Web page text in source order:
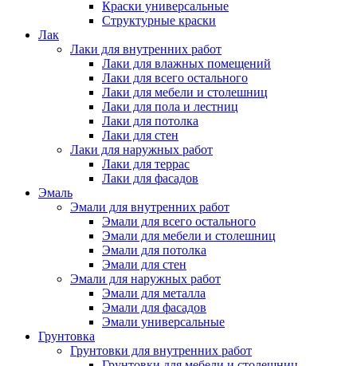
Краски универсальные
Структурные краски
Лак
Лаки для внутренних работ
Лаки для влажных помещений
Лаки для всего остального
Лаки для мебели и столешниц
Лаки для пола и лестниц
Лаки для потолка
Лаки для стен
Лаки для наружных работ
Лаки для террас
Лаки для фасадов
Эмаль
Эмали для внутренних работ
Эмали для всего остального
Эмали для мебели и столешниц
Эмали для потолка
Эмали для стен
Эмали для наружных работ
Эмали для металла
Эмали для фасадов
Эмали универсальные
Грунтовка
Грунтовки для внутренних работ